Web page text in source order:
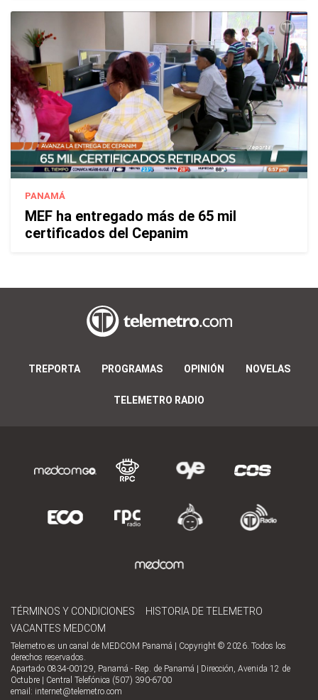
PANAMÁ
MEF ha entregado más de 65 mil
certificados del Cepanim
TREPORTA PROGRAMAS OPINIÓN NOVELAS
TELEMETRO RADIO
TÉRMINOS Y CONDICIONES
HISTORIA DE TELEMETRO
VACANTES MEDCOM
Telemetro es un canal de MEDCOM Panamá | Copyright © 2026. Todos los
derechos reservados.
Apartado 0834-00129, Panamá - Rep. de Panamá | Dirección, Avenida 12 de
Octubre | Central Telefónica (507) 390-6700
email: internet@telemetro.com